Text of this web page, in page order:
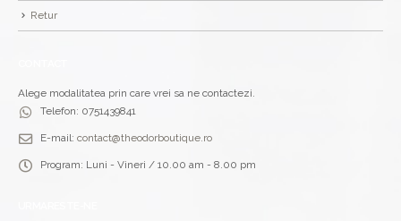
Retur
Alege modalitatea prin care vrei sa ne contactezi.
Telefon: 0751439841
E-mail: contact@theodorboutique.ro
Program: Luni - Vineri / 10.00 am - 8.00 pm